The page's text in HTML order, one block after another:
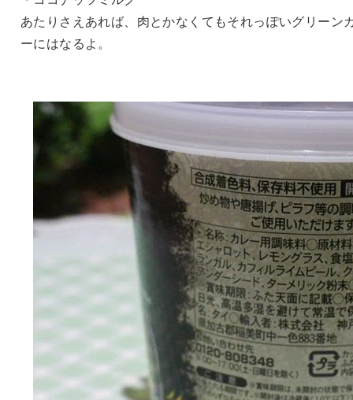
あたりさえあれば、肉とかなくてもそれっぽいグリーン
ーにはなるよ。